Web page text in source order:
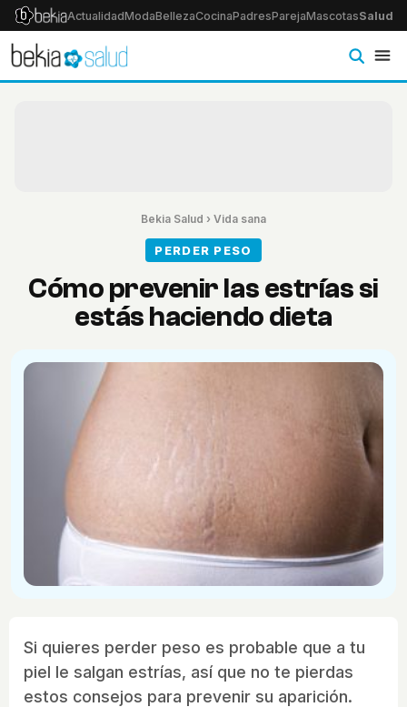
ActualidadModaBellezaCocinaPadresParejaMascotasSalud
Bekia Salud › Vida sana
PERDER PESO
Cómo prevenir las estrías si
estás haciendo dieta
Si quieres perder peso es probable que a tu
piel le salgan estrías, así que no te pierdas
estos consejos para prevenir su aparición.